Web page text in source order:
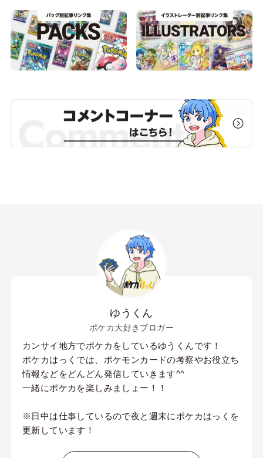
ゆうくん
ポケカ大好きブロガー
カンサイ地方でポケカをしているゆうくんです！
ポケカはっくでは、ポケモンカードの考察やお役立ち
情報などをどんどん発信していきます^^
一緒にポケカを楽しみましょー！！
※日中は仕事しているので夜と週末にポケカはっくを
更新しています！